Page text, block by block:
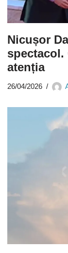
Nicușor
spectacol.
atenția
26/04/2026